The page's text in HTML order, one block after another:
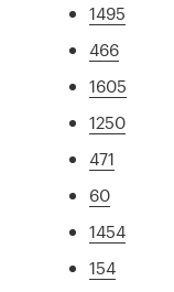
1495
466
1605
1250
471
60
1454
154